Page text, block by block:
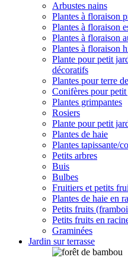
Arbustes nains
Plantes à floraison
Plantes à floraison
Plantes à floraison
Plantes à floraison
Plante pour petit
décoratifs
Plantes pour terre
Conifères pour
Plantes grimpantes
Rosiers
Plante pour petit
Plantes de haie
Plantes tapissante/
Petits arbres
Buis
Bulbes
Fruitiers et petits
Plantes de haie en
Petits fruits
Petits fruits en
Graminées
Jardin sur terrasse